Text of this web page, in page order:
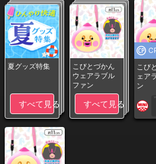
夏グッズ特集
すべて見る
こびとづかん
ウェアラブル
ファン
すべて見る
こび
ェア
ン